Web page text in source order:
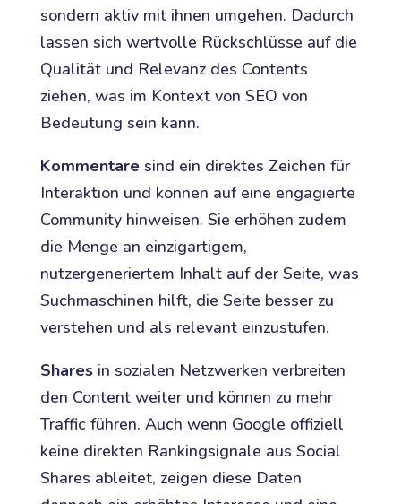
sondern aktiv mit ihnen umgehen. Dadurch
lassen sich wertvolle Rückschlüsse auf die
Qualität und Relevanz des Contents
ziehen, was im Kontext von SEO von
Bedeutung sein kann.
Kommentaresind ein direktes Zeichen für
Interaktion und können auf eine engagierte
Community hinweisen. Sie erhöhen zudem
die Menge an einzigartigem,
nutzergeneriertem Inhalt auf der Seite, was
Suchmaschinen hilft, die Seite besser zu
verstehen und als relevant einzustufen.
Sharesin sozialen Netzwerken verbreiten
den Content weiter und können zu mehr
Traffic führen. Auch wenn Google offiziell
keine direkten Rankingsignale aus Social
Shares ableitet, zeigen diese Daten